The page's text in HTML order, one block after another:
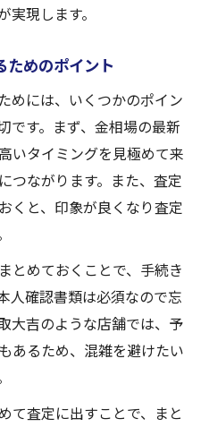
現します。
ためのポイント
めには、いくつかのポイン
です。まず、金相場の最新
いタイミングを見極めて来
つながります。また、査定
くと、印象が良くなり査定
とめておくことで、手続き
人確認書類は必須なので忘
大吉のような店舗では、予
あるため、混雑を避けたい
て査定に出すことで、まと